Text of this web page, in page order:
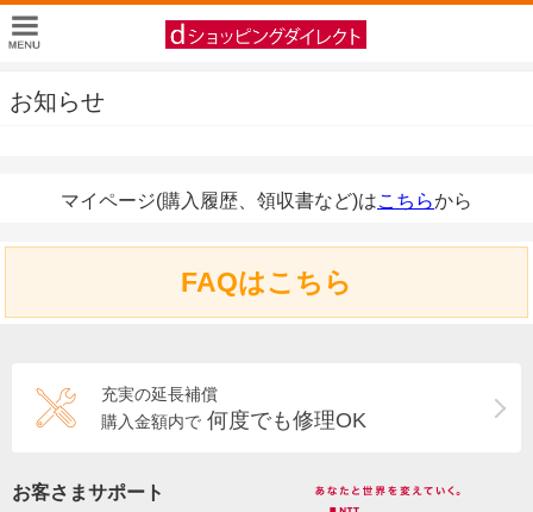
お知らせ
マイページ(購入履歴、領収書など)はこちらから
FAQはこちら
充実の延長補償
購入金額内で 何度でも修理OK
お客さまサポート